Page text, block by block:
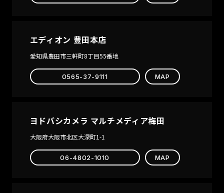
エディオン 豊田本店
愛知県豊田市三軒町8丁目55番地
0565-37-9111 MAP
ヨドバシカメラ マルチメディア梅田
大阪府大阪市北区大深町1-1
06-4802-1010 MAP